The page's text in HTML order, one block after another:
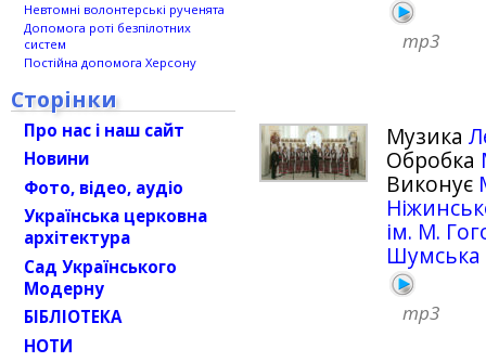
mp3
Музика
Обробка
Виконує
ім. М.
Шумська
mp3
Невтомні волонтерські рученята
Допомога роті безпілотних
систем
Постійна допомога Херсону
Сторінки
Про нас і наш сайт
Новини
Фото, відео, аудіо
Українська церковна
архітектура
Сад Українського
Модерну
БІБЛІОТЕКА
НОТИ